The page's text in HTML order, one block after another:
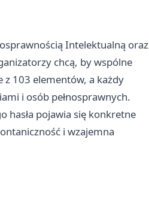
Intelektualną oraz
chcą, by wspólne
z 103 elementów, a każdy
i osób pełnosprawnych.
hasła pojawia się konkretne
i wzajemna